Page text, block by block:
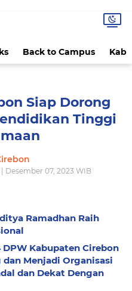
Back to Campus Kab
Siap Dorong
Tinggi
Desember 07, 2023 WIB
Ramadhan Raih
DPW Kabupaten Cirebon
Menjadi Organisasi
dan Dekat Dengan